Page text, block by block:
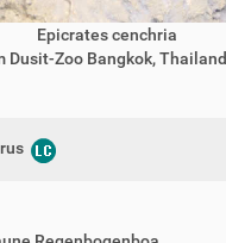
Epicrates cenchria
Dusit-Zoo Bangkok, Thailand